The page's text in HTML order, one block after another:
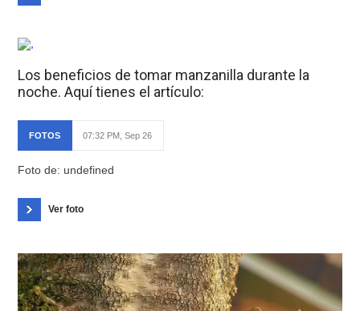
Los beneficios de tomar manzanilla durante la
noche. Aquí tienes el artículo:
FOTOS 07:32 PM, Sep 26
Foto de: undefined
Ver foto